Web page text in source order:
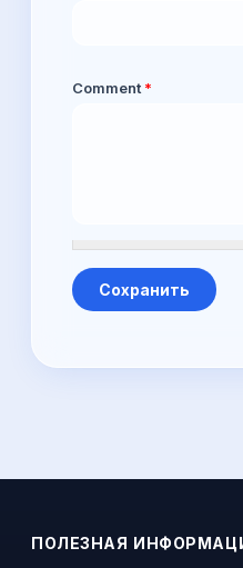
Comment *
ПОЛЕЗНАЯ